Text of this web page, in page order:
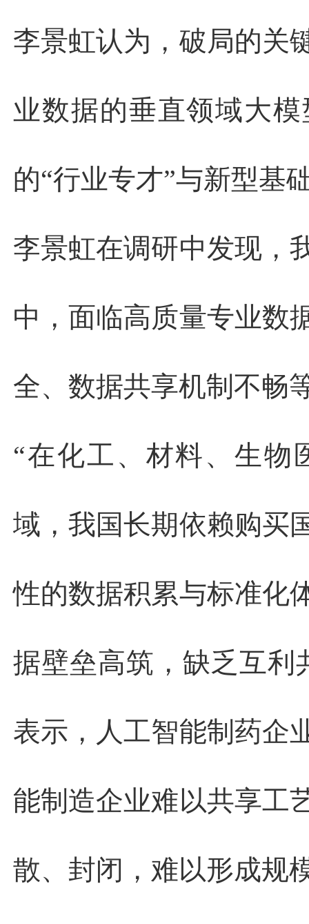
李景虹认为，破局的关
业数据的垂直领域大
的“行业专才”与新型基
李景虹在调研中发现，
中，面临高质量专业数
全、数据共享机制不畅
“在化工、材料、生物
域，我国长期依赖购买
性的数据积累与标准化
据壁垒高筑，缺乏互利
表示，人工智能制药企
能制造企业难以共享工
散、封闭，难以形成规